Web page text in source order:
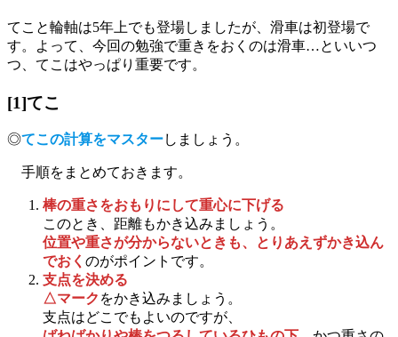
てこと輪軸は5年上でも登場しましたが、滑車は初登場で
す。よって、今回の勉強で重きをおくのは滑車…といいつ
つ、てこはやっぱり重要です。
[1]てこ
◎てこの計算をマスターしましょう。
手順をまとめておきます。
棒の重さをおもりにして重心に下げる
このとき、距離もかき込みましょう。
位置や重さが分からないときも、とりあえずかき込ん
でおく のがポイントです。
支点を決める
△マーク をかき込みましょう。
支点はどこでもよいのですが、